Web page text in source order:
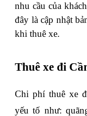
nhu cầu của
đây là cập nhật
khi thuê xe.
Thuê xe đi
Chi phí thuê xe
yếu tố như: